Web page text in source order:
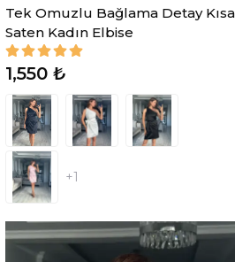
Tek Omuzlu Bağlama Detay Kısa
Saten Kadın Elbise
1,550 ₺
+1